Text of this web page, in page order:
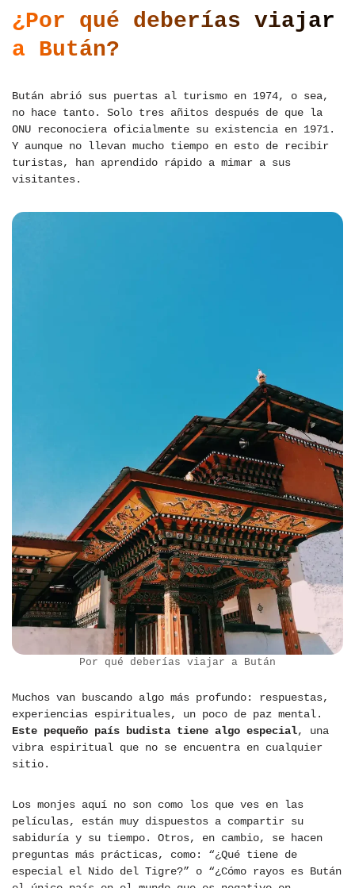
¿Por qué deberías viajar
a Bután?
Bután abrió sus puertas al turismo en 1974, o sea,
no hace tanto. Solo tres añitos después de que la
ONU reconociera oficialmente su existencia en 1971.
Y aunque no llevan mucho tiempo en esto de recibir
turistas, han aprendido rápido a mimar a sus
visitantes.
Por qué deberías viajar a Bután
Muchos van buscando algo más profundo: respuestas,
experiencias espirituales, un poco de paz mental.
Este pequeño país budista tiene algo especial, una
vibra espiritual que no se encuentra en cualquier
sitio.
Los monjes aquí no son como los que ves en las
películas, están muy dispuestos a compartir su
sabiduría y su tiempo. Otros, en cambio, se hacen
preguntas más prácticas, como: “¿Qué tiene de
especial el Nido del Tigre?” o “¿Cómo rayos es Bután